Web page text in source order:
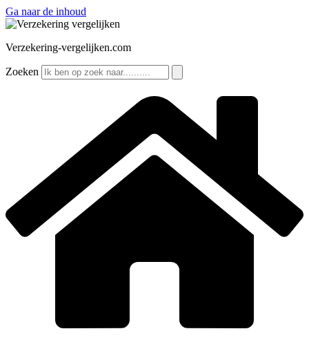
Ga naar de inhoud
Verzekering-vergelijken.com
Zoeken